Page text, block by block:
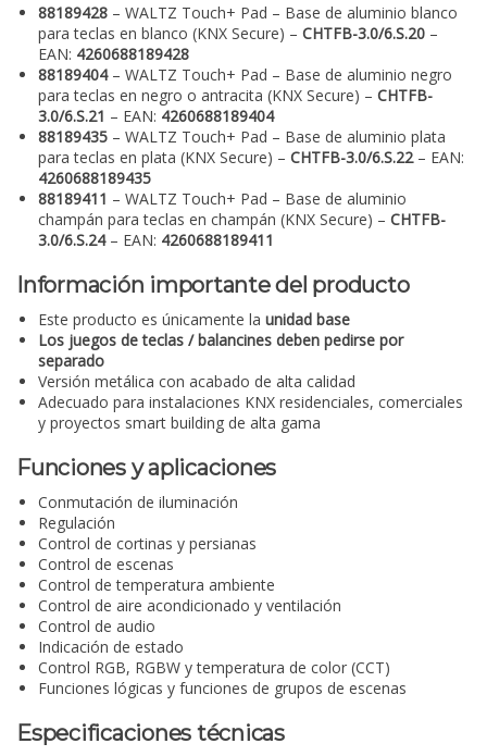
88189428 – WALTZ Touch+ Pad – Base de aluminio blanco
para teclas en blanco (KNX Secure) – CHTFB-3.0/6.S.20 –
EAN: 4260688189428
88189404– WALTZ Touch+ Pad – Base de aluminio negro
para teclas en negro o antracita (KNX Secure) – CHTFB-
3.0/6.S.21 – EAN: 4260688189404
88189435 – WALTZ Touch+ Pad – Base de aluminio plata
para teclas en plata (KNX Secure) – CHTFB-3.0/6.S.22– EAN:
4260688189435
88189411 – WALTZ Touch+ Pad – Base de aluminio
champán para teclas en champán (KNX Secure) – CHTFB-
3.0/6.S.24– EAN: 4260688189411
Información importante del producto
Este producto es únicamente la unidad base
Los juegos de teclas / balancines deben pedirse por
separado
Versión metálica con acabado de alta calidad
Adecuado para instalaciones KNX residenciales, comerciales
y proyectos smart building de alta gama
Funciones y aplicaciones
Conmutación de iluminación
Regulación
Control de cortinas y persianas
Control de escenas
Control de temperatura ambiente
Control de aire acondicionado y ventilación
Control de audio
Indicación de estado
Control RGB, RGBW y temperatura de color (CCT)
Funciones lógicas y funciones de grupos de escenas
Especificaciones técnicas